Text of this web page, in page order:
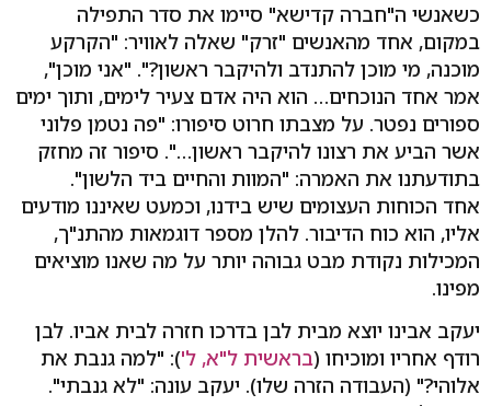
כשאנשי ה"חברה קדישא" סיימו את סדר התפילה
במקום, אחד מהאנשים "זרק" שאלה לאוויר: "הקרקע
מוכנה, מי מוכן להתנדב ולהיקבר ראשון?". "אני מוכן",
אמר אחד הנוכחים… הוא היה אדם צעיר לימים, ותוך ימים
ספורים נפטר. על מצבתו חרוט סיפורו: "פה נטמן פלוני
אשר הביע את רצונו להיקבר ראשון…". סיפור זה מחזק
בתודעתנו את האמרה: "המוות והחיים ביד הלשון".
אחד הכוחות העצומים שיש בידנו, וכמעט שאיננו מודעים
אליו, הוא כוח הדיבור. להלן מספר דוגמאות מהתנ"ך,
המכילות נקודת מבט גבוהה יותר על מה שאנו מוציאים
מפינו.
יעקב אבינו יוצא מבית לבן בדרכו חזרה לבית אביו. לבן
רודף אחריו ומוכיחו (בראשית ל"א, ל'): "למה גנבת את
אלוהי?" (העבודה הזרה שלו). יעקב עונה: "לא גנבתי".